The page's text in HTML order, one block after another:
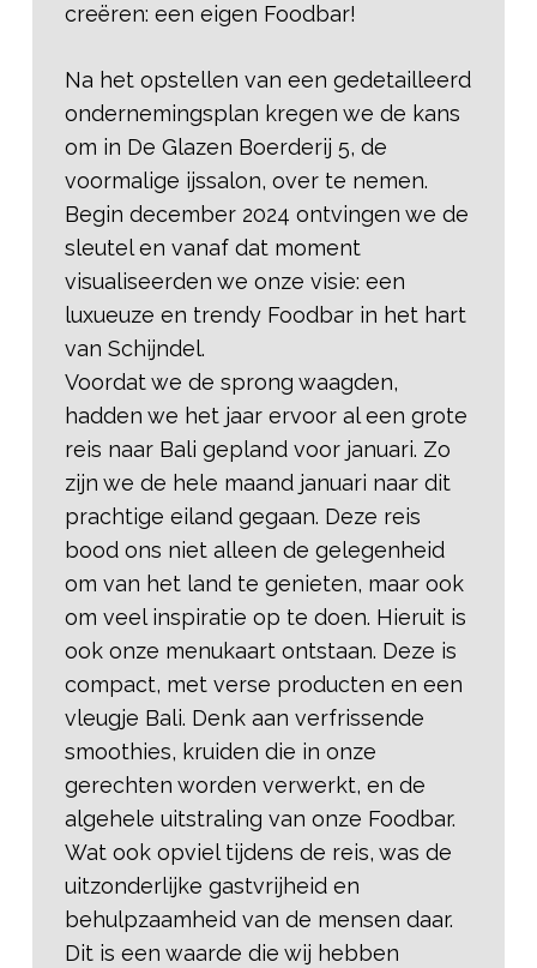
creëren: een eigen Foodbar!
Na het opstellen van een gedetailleerd
ondernemingsplan kregen we de kans
om in De Glazen Boerderij 5, de
voormalige ijssalon, over te nemen.
Begin december 2024 ontvingen we de
sleutel en vanaf dat moment
visualiseerden we onze visie: een
luxueuze en trendy Foodbar in het hart
van Schijndel.
Voordat we de sprong waagden,
hadden we het jaar ervoor al een grote
reis naar Bali gepland voor januari. Zo
zijn we de hele maand januari naar dit
prachtige eiland gegaan. Deze reis
bood ons niet alleen de gelegenheid
om van het land te genieten, maar ook
om veel inspiratie op te doen. Hieruit is
ook onze menukaart ontstaan. Deze is
compact, met verse producten en een
vleugje Bali. Denk aan verfrissende
smoothies, kruiden die in onze
gerechten worden verwerkt, en de
algehele uitstraling van onze Foodbar.
Wat ook opviel tijdens de reis, was de
uitzonderlijke gastvrijheid en
behulpzaamheid van de mensen daar.
Dit is een waarde die wij hebben